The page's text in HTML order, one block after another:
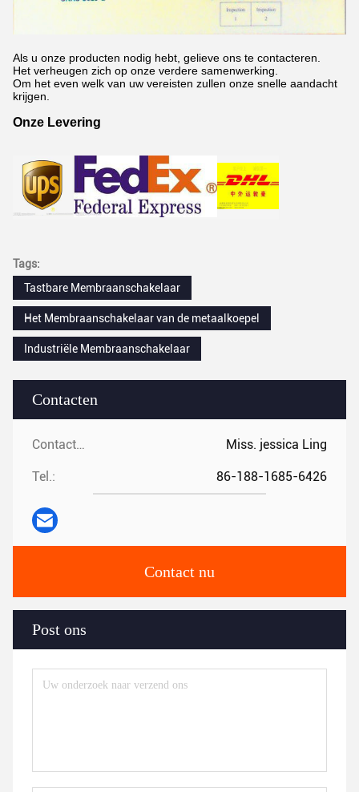
Contacten
Contacten: Miss. jessica Ling
Tel.: 86-188-1685-6426
Contact nu
Post ons
Als u onze producten nodig hebt, gelieve ons te contacteren.
Het verheugen zich op onze verdere samenwerking.
Om het even welk van uw vereisten zullen onze snelle aandacht
krijgen.
Onze Levering
Tags:
Tastbare Membraanschakelaar
Het Membraanschakelaar van de metaalkoepel
Industriële Membraanschakelaar